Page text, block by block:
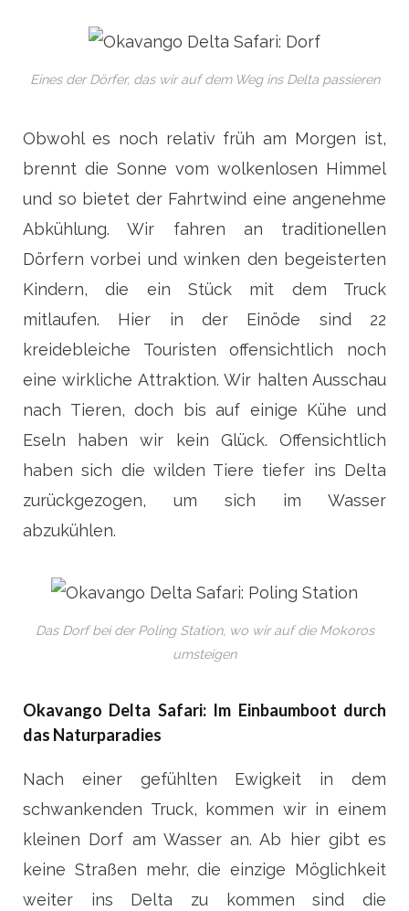
Eines der Dörfer, das wir auf dem Weg ins Delta passieren
Obwohl es noch relativ früh am Morgen ist,
brennt die Sonne vom wolkenlosen Himmel
und so bietet der Fahrtwind eine angenehme
Abkühlung. Wir fahren an traditionellen
Dörfern vorbei und winken den begeisterten
Kindern, die ein Stück mit dem Truck
mitlaufen. Hier in der Einöde sind 22
kreidebleiche Touristen offensichtlich noch
eine wirkliche Attraktion. Wir halten Ausschau
nach Tieren, doch bis auf einige Kühe und
Eseln haben wir kein Glück. Offensichtlich
haben sich die wilden Tiere tiefer ins Delta
zurückgezogen, um sich im Wasser
abzukühlen.
Das Dorf bei der Poling Station, wo wir auf die Mokoros
umsteigen
Okavango Delta Safari: Im Einbaumboot durch
das Naturparadies
Nach einer gefühlten Ewigkeit in dem
schwankenden Truck, kommen wir in einem
kleinen Dorf am Wasser an. Ab hier gibt es
keine Straßen mehr, die einzige Möglichkeit
weiter ins Delta zu kommen sind die